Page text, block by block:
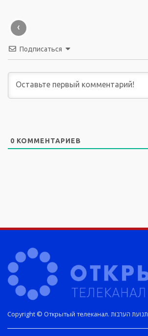
‹
Подписаться
0 КОММЕНТАРИЕВ